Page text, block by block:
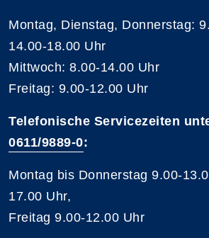
Montag, Dienstag, Donnerstag:
14.00-18.00 Uhr
Mittwoch: 8.00-14.00 Uhr
Freitag: 9.00-12.00 Uhr
Telefonische Servicezeiten
0611/9889-0:
Montag bis Donnerstag 9.00-
17.00 Uhr,
Freitag 9.00-12.00 Uhr